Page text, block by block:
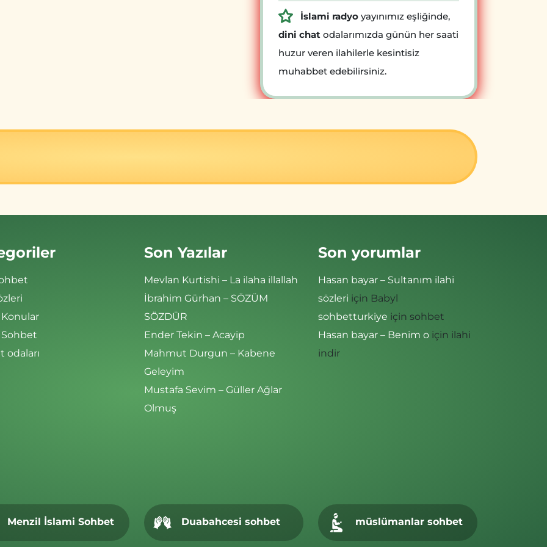
İslami radyo yayınımız eşliğinde,
dini chat odalarımızda günün her saati
huzur veren ilahilerle kesintisiz
muhabbet edebilirsiniz.
odaları
Son Yazılar
Mevlan Kurtishi – La ilaha illallah
İbrahim Gürhan – SÖZÜM
SÖZDÜR
Ender Tekin – Acayip
Mahmut Durgun – Kabene
Geleyim
Mustafa Sevim – Güller Ağlar
Olmuş
Son yorumlar
Hasan bayar – Sultanım ilahi
sözleri için Babyl
sohbetturkiye için sohbet
Hasan bayar – Benim o için ilahi
indir
Menzil İslami Sohbet Duabahcesi sohbet müslümanlar sohbet